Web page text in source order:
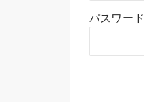
パスワード